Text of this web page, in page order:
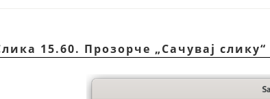
15.60. Прозорче „Сачувај слику“